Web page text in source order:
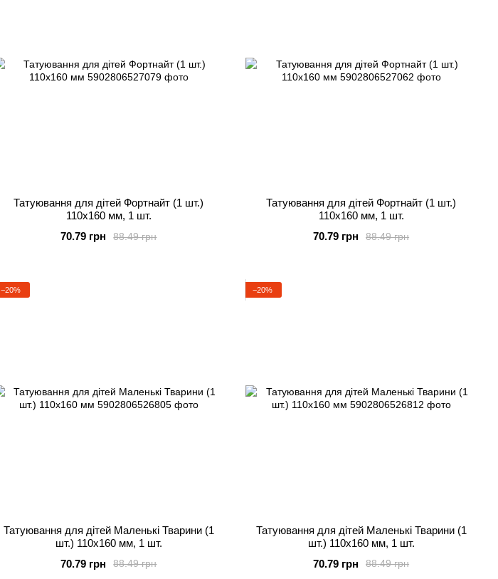
Татуювання для дітей Фортнайт (1 шт.)
110х160 мм, 1 шт.
88.49 грн
70.79 грн
Татуювання для дітей Фортнайт (1 шт.)
110х160 мм, 1 шт.
88.49 грн
70.79 грн
−20%
Татуювання для дітей Маленькі Тварини (1
шт.) 110х160 мм, 1 шт.
88.49 грн
70.79 грн
−20%
Татуювання для дітей Маленькі Тварини (1
шт.) 110х160 мм, 1 шт.
88.49 грн
70.79 грн